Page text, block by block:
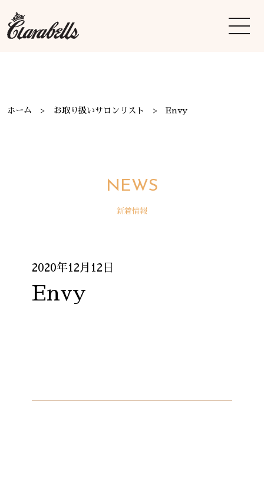
ホーム お取り扱いサロンリスト Envy
NEWS
新着情報
2020年12月12日
Envy